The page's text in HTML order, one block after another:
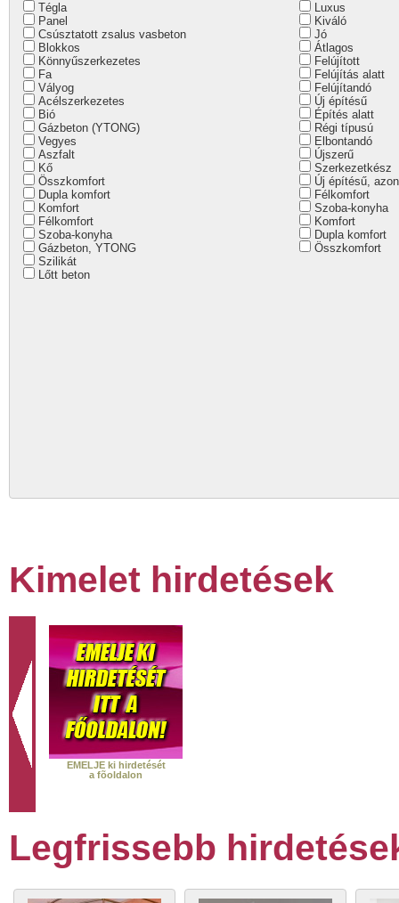
Tégla
Panel
Csúsztatott zsalus vasbeton
Blokkos
Könnyűszerkezetes
Fa
Vályog
Acélszerkezetes
Bió
Gázbeton (YTONG)
Vegyes
Aszfalt
Kő
Összkomfort
Dupla komfort
Komfort
Félkomfort
Szoba-konyha
Gázbeton, YTONG
Szilikát
Lőtt beton
Luxus
Kiváló
Jó
Átlagos
Felújított
Felújítás alatt
Felújítandó
Új építésű
Építés alatt
Régi típusú
Elbontandó
Újszerű
Szerkezetkész
Új építésű,
Félkomfort
Szoba-konyha
Komfort
Dupla komfort
Összkomfort
Kimelet hirdetések
EMELJE ki hirdetését
a fõoldalon
Legfrissebb